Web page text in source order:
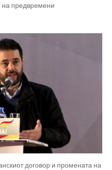
на предвремени
договор и промената на